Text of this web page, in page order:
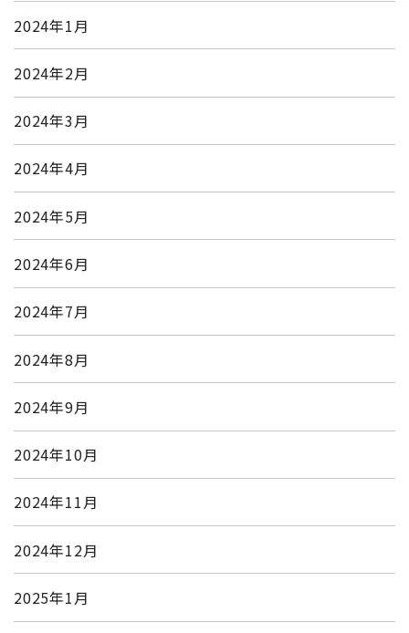
2024年1月
2024年2月
2024年3月
2024年4月
2024年5月
2024年6月
2024年7月
2024年8月
2024年9月
2024年10月
2024年11月
2024年12月
2025年1月